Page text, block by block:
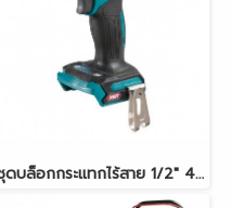
ชุดบล็อกกระแทกไร้สาย 1/2" 40V-BL MAKITA TW004GD201